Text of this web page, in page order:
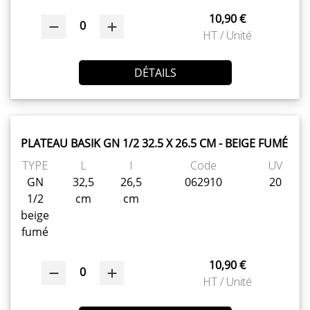
0
10,90 €
HT / Unité
DÉTAILS
PLATEAU BASIK GN 1/2 32.5 X 26.5 CM - BEIGE FUMÉ
TYPE
GN
1/2
beige
fumé
L
32,5
cm
l
26,5
cm
Code
062910
UV
20
0
10,90 €
HT / Unité